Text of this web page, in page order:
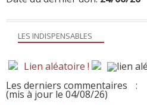
LES INDISPENSABLES
Lien aléatoire !
Les derniers commentaires
:
(mis à jour le 04/08/26)